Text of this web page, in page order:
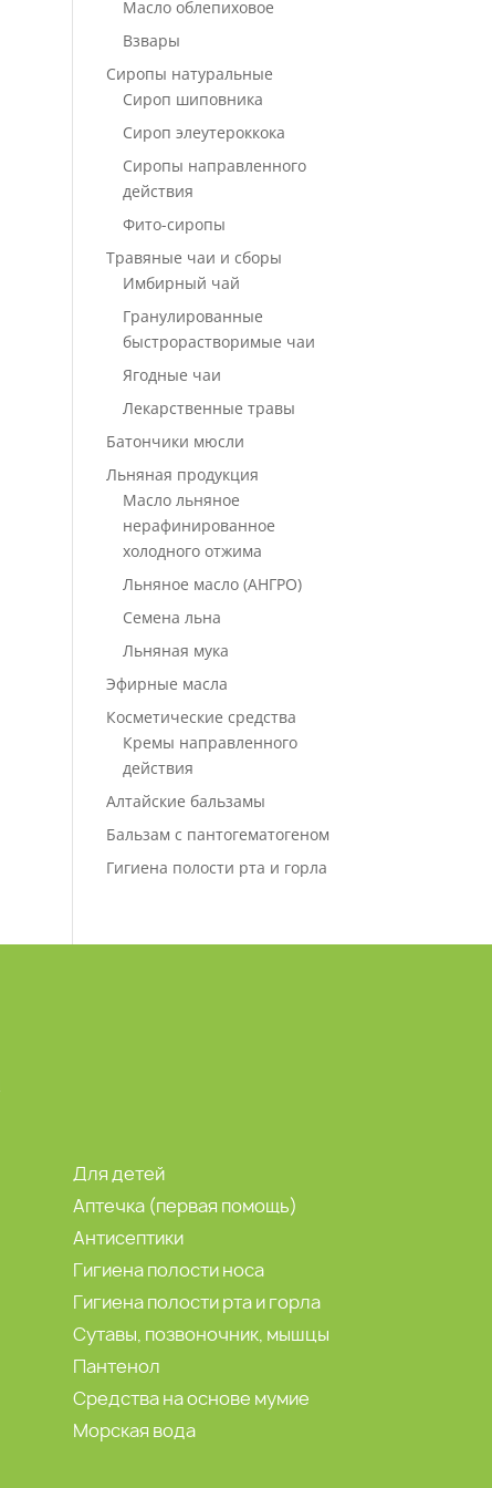
Масло облепиховое
Взвары
Сиропы натуральные
Сироп шиповника
Сироп элеутероккока
Сиропы направленного
действия
Фито-сиропы
Травяные чаи и сборы
Имбирный чай
Гранулированные
быстрорастворимые чаи
Ягодные чаи
Лекарственные травы
Батончики мюсли
Льняная продукция
Масло льняное
нерафинированное
холодного отжима
Льняное масло (АНГРО)
Семена льна
Льняная мука
Эфирные масла
Косметические средства
Кремы направленного
действия
Алтайские бальзамы
Бальзам с пантогематогеном
Гигиена полости рта и горла
Для детей
Аптечка (первая помощь)
Антисептики
Гигиена полости носа
Гигиена полости рта и горла
Сутавы, позвоночник, мышцы
Пантенол
Средства на основе мумие
Морская вода